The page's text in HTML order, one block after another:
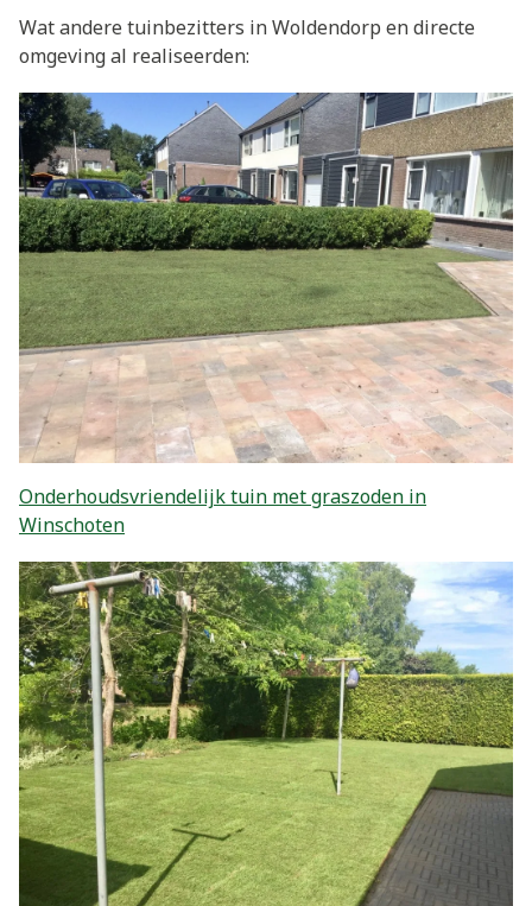
Wat andere tuinbezitters in Woldendorp en directe
omgeving al realiseerden:
Onderhoudsvriendelijk tuin met graszoden in
Winschoten